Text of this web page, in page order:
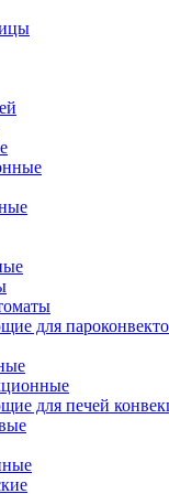
для
для печей